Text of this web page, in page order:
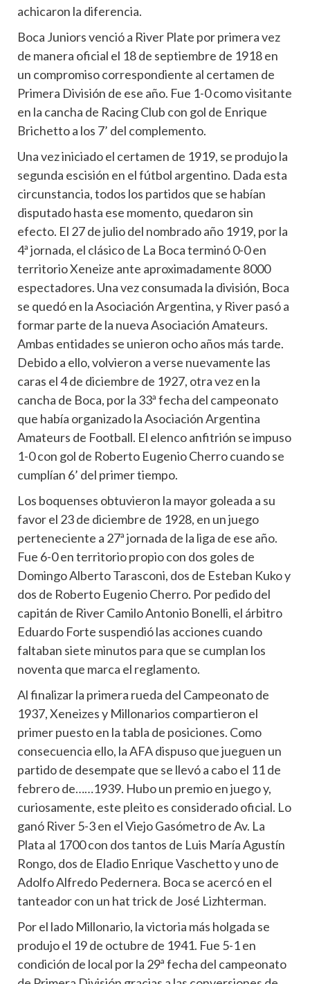
achicaron la diferencia.
Boca Juniors venció a River Plate por primera vez
de manera oficial el 18 de septiembre de 1918 en
un compromiso correspondiente al certamen de
Primera División de ese año. Fue 1-0 como visitante
en la cancha de Racing Club con gol de Enrique
Brichetto a los 7’ del complemento.
Una vez iniciado el certamen de 1919, se produjo la
segunda escisión en el fútbol argentino. Dada esta
circunstancia, todos los partidos que se habían
disputado hasta ese momento, quedaron sin
efecto. El 27 de julio del nombrado año 1919, por la
4ª jornada, el clásico de La Boca terminó 0-0 en
territorio Xeneize ante aproximadamente 8000
espectadores. Una vez consumada la división, Boca
se quedó en la Asociación Argentina, y River pasó a
formar parte de la nueva Asociación Amateurs.
Ambas entidades se unieron ocho años más tarde.
Debido a ello, volvieron a verse nuevamente las
caras el 4 de diciembre de 1927, otra vez en la
cancha de Boca, por la 33ª fecha del campeonato
que había organizado la Asociación Argentina
Amateurs de Football. El elenco anfitrión se impuso
1-0 con gol de Roberto Eugenio Cherro cuando se
cumplían 6’ del primer tiempo.
Los boquenses obtuvieron la mayor goleada a su
favor el 23 de diciembre de 1928, en un juego
perteneciente a 27ª jornada de la liga de ese año.
Fue 6-0 en territorio propio con dos goles de
Domingo Alberto Tarasconi, dos de Esteban Kuko y
dos de Roberto Eugenio Cherro. Por pedido del
capitán de River Camilo Antonio Bonelli, el árbitro
Eduardo Forte suspendió las acciones cuando
faltaban siete minutos para que se cumplan los
noventa que marca el reglamento.
Al finalizar la primera rueda del Campeonato de
1937, Xeneizes y Millonarios compartieron el
primer puesto en la tabla de posiciones. Como
consecuencia ello, la AFA dispuso que jueguen un
partido de desempate que se llevó a cabo el 11 de
febrero de……1939. Hubo un premio en juego y,
curiosamente, este pleito es considerado oficial. Lo
ganó River 5-3 en el Viejo Gasómetro de Av. La
Plata al 1700 con dos tantos de Luis María Agustín
Rongo, dos de Eladio Enrique Vaschetto y uno de
Adolfo Alfredo Pedernera. Boca se acercó en el
tanteador con un hat trick de José Lizhterman.
Por el lado Millonario, la victoria más holgada se
produjo el 19 de octubre de 1941. Fue 5-1 en
condición de local por la 29ª fecha del campeonato